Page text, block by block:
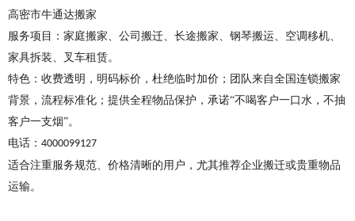
高密市牛通达搬家
服务项目 ‌：家庭搬家、公司搬迁、长途搬家、钢琴搬运、空调移机、
家具拆装、叉车租赁。
特色 ‌：收费透明，明码标价，杜绝临时加价；团队来自全国连锁搬家
背景，流程标准化；提供全程物品保护，承诺“不喝客户一口水，不抽
客户一支烟”。
电话 ‌： 4000099127
适合注重服务规范、价格清晰的用户，尤其推荐企业搬迁或贵重物品
运输。